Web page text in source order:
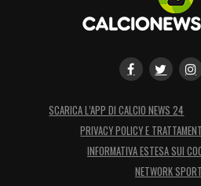
SCARICA L’APP DI CALCIO NEWS 24
PRIVACY POLICY E
INFORMATIVA ESTESA SUI
NETWORK